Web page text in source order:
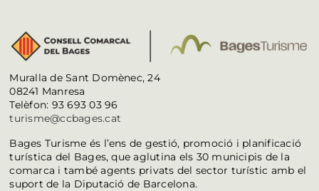
Muralla de Sant Domènec, 24
08241 Manresa
Telèfon: 93 693 03 96
turisme@ccbages.cat
Bages Turisme és l’ens de gestió, promoció i planificació
turística del Bages, que aglutina els 30 municipis de la
comarca i també agents privats del sector turístic amb el
suport de la Diputació de Barcelona.